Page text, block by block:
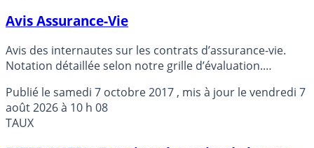
Avis Assurance-Vie
Avis des internautes sur les contrats d’assurance-vie.
Notation détaillée selon notre grille d’évaluation.
Publié lesamedi 7 octobre 2017 , mis à jour levendredi 7
août 2026 à 10 h 08
TAUX